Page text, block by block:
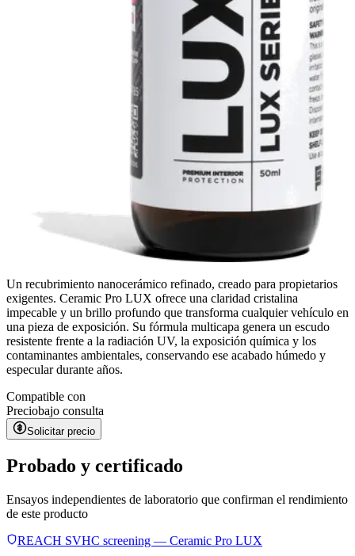
Un recubrimiento nanocerámico refinado, creado para propietarios
exigentes. Ceramic Pro LUX ofrece una claridad cristalina
impecable y un brillo profundo que transforma cualquier vehículo en
una pieza de exposición. Su fórmula multicapa genera un escudo
resistente frente a la radiación UV, la exposición química y los
contaminantes ambientales, conservando ese acabado húmedo y
especular durante años.
Compatible con
Preciobajo consulta
Solicitar precio
Probado y certificado
Ensayos independientes de laboratorio que confirman el rendimiento
de este producto
REACH SVHC screening — Ceramic Pro LUX